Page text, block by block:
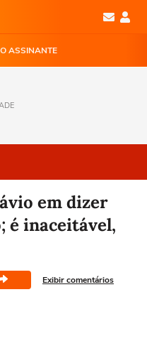
ASSINANTE
em dizer
é inaceitável,
Exibir comentários